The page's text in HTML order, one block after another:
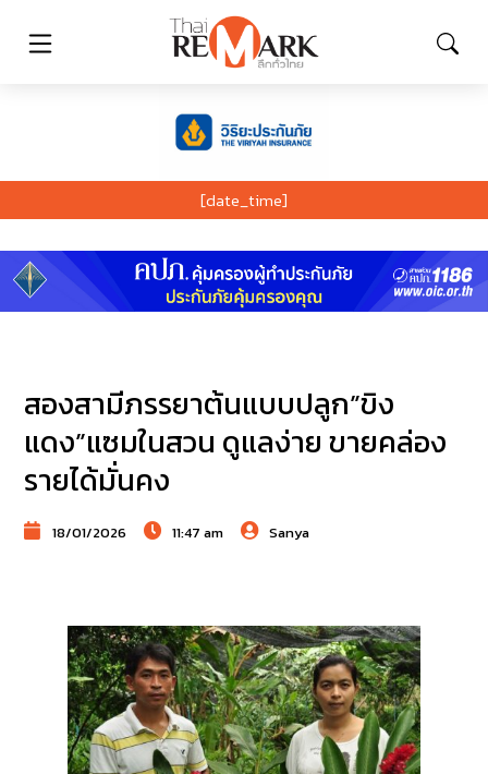
[date_time]
สองสามีภรรยาต้นแบบปลูก”ขิง
แดง”แซมในสวน ดูแลง่าย ขายคล่อง
รายได้มั่นคง
18/01/2026 11:47 am Sanya